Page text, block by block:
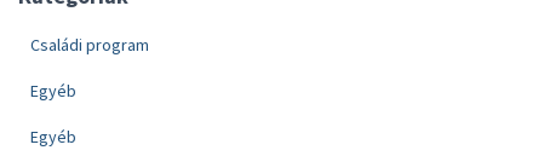
Családi program
Egyéb
Egyéb